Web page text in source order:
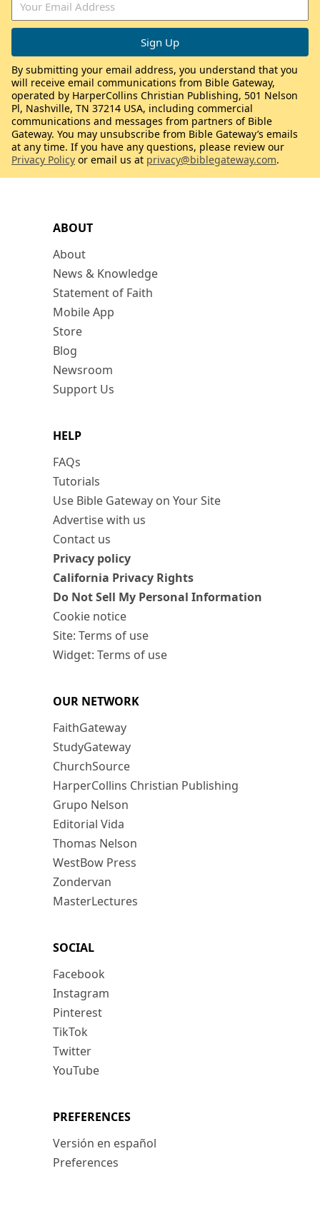
ABOUT
About
News & Knowledge
Statement of Faith
Mobile App
Store
Blog
Newsroom
Support Us
HELP
FAQs
Tutorials
Use Bible Gateway on Your Site
Advertise with us
Contact us
Privacy policy
California Privacy Rights
Do Not Sell My Personal Information
Cookie notice
Site: Terms of use
Widget: Terms of use
OUR NETWORK
FaithGateway
StudyGateway
ChurchSource
HarperCollins Christian Publishing
Grupo Nelson
Editorial Vida
Thomas Nelson
WestBow Press
Zondervan
MasterLectures
SOCIAL
Facebook
Instagram
Pinterest
TikTok
Twitter
YouTube
PREFERENCES
Versión en español
Preferences
By submitting your email address, you understand that you
will receive email communications from Bible Gateway,
operated by HarperCollins Christian Publishing, 501 Nelson
Pl, Nashville, TN 37214 USA, including commercial
communications and messages from partners of Bible
Gateway. You may unsubscribe from Bible Gateway’s emails
at any time. If you have any questions, please review our
Privacy Policy or email us at privacy@biblegateway.com.